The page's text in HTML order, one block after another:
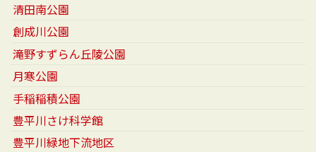
清田南公園
創成川公園
滝野すずらん丘陵公園
月寒公園
手稲稲積公園
豊平川さけ科学館
豊平川緑地下流地区